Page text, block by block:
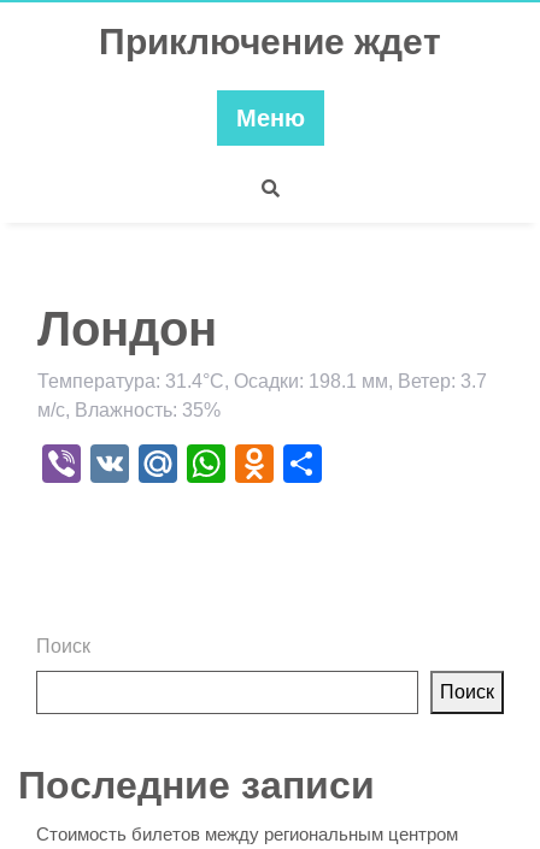
Приключение ждет
Меню
Лондон
Температура: 31.4°C, Осадки: 198.1 мм, Ветер: 3.7
м/с, Влажность: 35%
Viber
VK Mail.Ru
WhatsApp
Odnoklassniki
Поиск
Поиск
Последние записи
Стоимость билетов между региональным центром